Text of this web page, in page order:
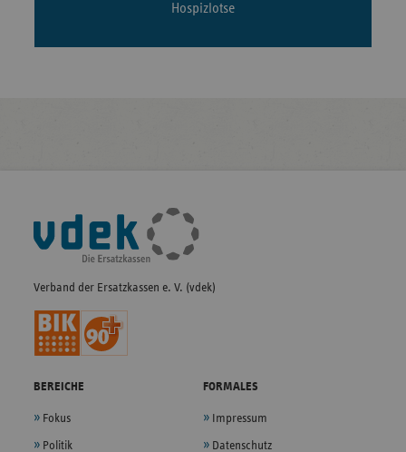
Hospizlotse
Fußleisten-
Navigation
Verband der Ersatzkassen e. V. (vdek)
BEREICHE
Fokus
Politik
FORMALES
Impressum
Datenschutz